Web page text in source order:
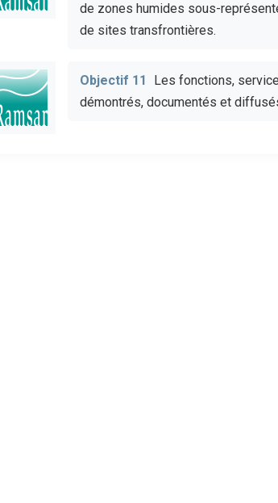
de zones humides sous-
de sites transfrontières.
Objectif 11
Les fonctions,
démontrés, documentés et